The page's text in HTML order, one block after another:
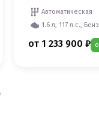
Автоматическая
1.6 л, 117 л.с.,
от 1 233 900 ₽